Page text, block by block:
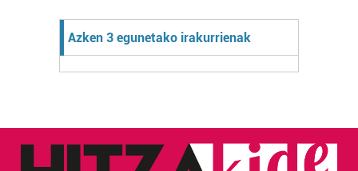
Azken 3 egunetako irakurrienak